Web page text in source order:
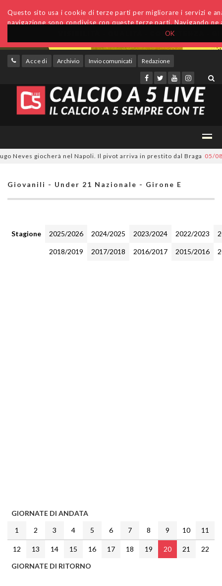
OK
Questo sito usa i cookie di terze parti per migliorare i servizi e
navigazione sono condivise con queste terze parti. Navigando
Accedi Archivio Invio comunicati Redazione
giocherà nel Napoli. Il pivot arriva in prestito dal Braga 05/08/
Giovanili - Under 21 Nazionale - Girone E
Stagione 2025/2026 2024/2025 2023/2024 2022/2023
2018/2019 2017/2018 2016/2017 2015/2016
GIORNATE DI ANDATA
1
2 3 4 5 6 7 8 9 10 11
12 13 14 15 16 17 18 19 20 21
22
GIORNATE DI RITORNO